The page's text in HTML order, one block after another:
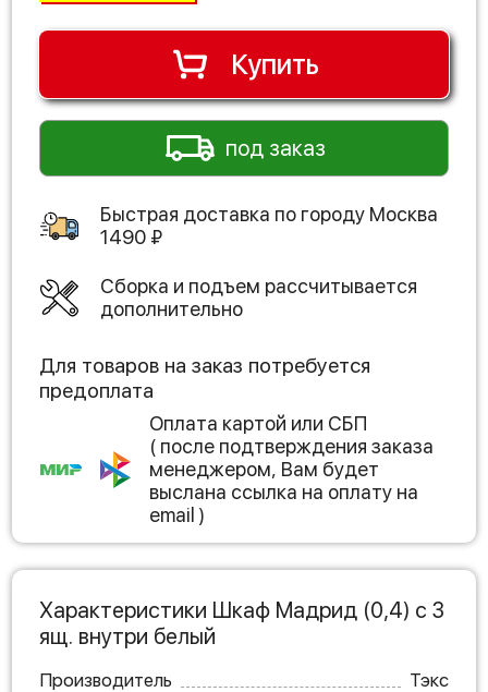
Купить
под заказ
Быстрая доставка по городу Москва
1490 ₽
Сборка и подъем рассчитывается
дополнительно
Для товаров на заказ потребуется
предоплата
Оплата картой или СБП
( после подтверждения заказа
менеджером, Вам будет
выслана ссылка на оплату на
email )
Характеристики Шкаф Мадрид (0,4) с 3
ящ. внутри белый
Производитель
Тэкс